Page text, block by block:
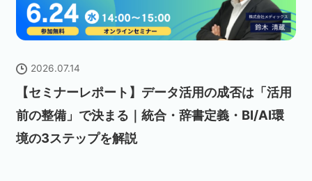
2026.07.14
【セミナーレポート】データ活用の成否は「活用
前の整備」で決まる｜統合・辞書定義・BI/AI環
境の3ステップを解説